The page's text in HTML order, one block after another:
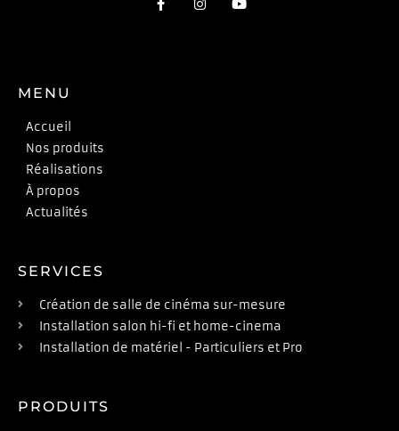
MENU
Accueil
Nos produits
Réalisations
À propos
Actualités
SERVICES
Création de salle de cinéma sur-mesure
Installation salon hi-fi et home-cinema
Installation de matériel - Particuliers et Pro
PRODUITS